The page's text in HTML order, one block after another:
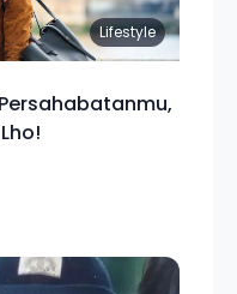
Lifestyle